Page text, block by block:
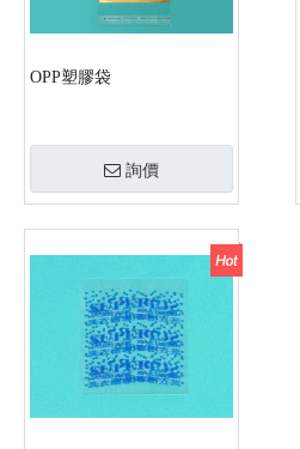
OPP塑膠袋
詢價